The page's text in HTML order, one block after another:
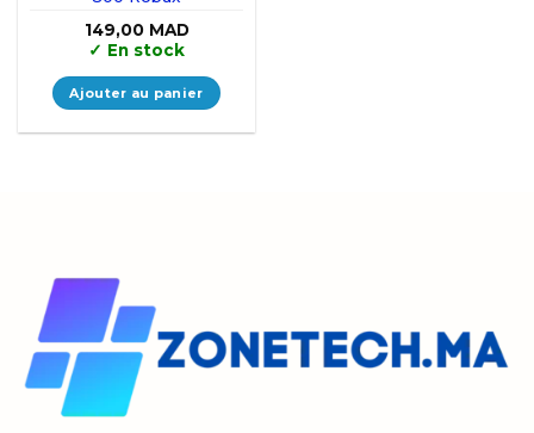
149,00 MAD
✓ En stock
Ajouter au panier